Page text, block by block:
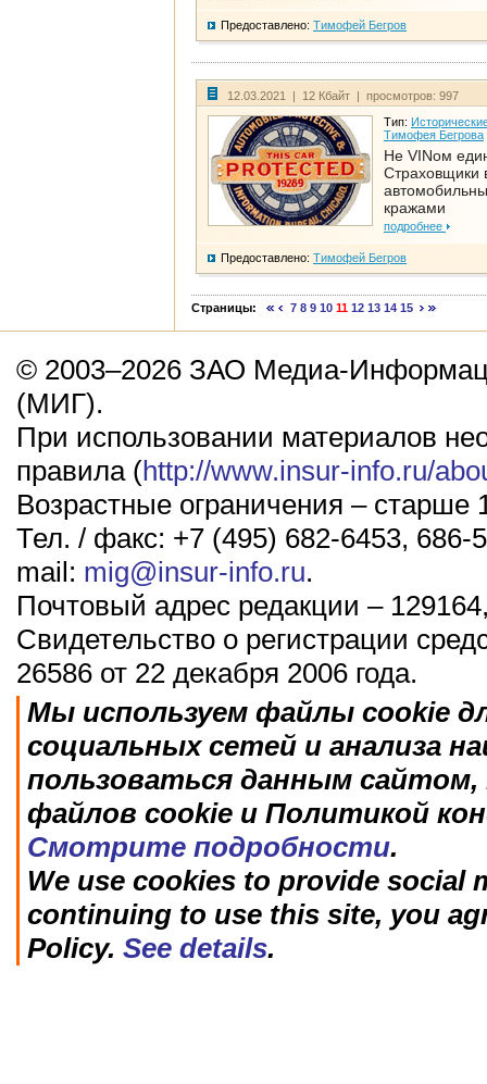
Предоставлено: Тимофей Бегров
12.03.2021 | 12 Кбайт | просмотров: 997
Тип:
Тимофея Бегрова
Не VINом
Страховщики
кражами
подробнее
Предоставлено: Тимофей Бегров
Страницы: 7 8 9 10 11 12 13 14 15
© 2003–2026 ЗАО Медиа-
(МИГ).
При использовании материалов
правила (http://www.insur-info.ru/
Возрастные ограничения – старше
Тел. / факс: +7 (495) 682-6453, 686-
mail: mig@insur-info.ru.
Почтовый адрес редакции –
Свидетельство о регистрации
26586 от 22 декабря 2006 года.
Мы используем файлы cookie
социальных сетей и анализа
пользоваться данным
файлов cookie и Политикой
Смотрите подробности.
We use cookies to provide social
continuing to use this site, you
Policy. See details.